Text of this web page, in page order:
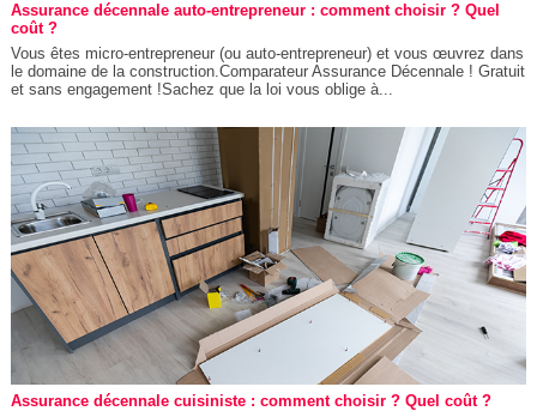
Assurance décennale auto-entrepreneur : comment choisir ? Quel
coût ?
Vous êtes micro-entrepreneur (ou auto-entrepreneur) et vous œuvrez dans
le domaine de la construction.Comparateur Assurance Décennale ! Gratuit
et sans engagement !Sachez que la loi vous oblige à...
Assurance décennale cuisiniste : comment choisir ? Quel coût ?